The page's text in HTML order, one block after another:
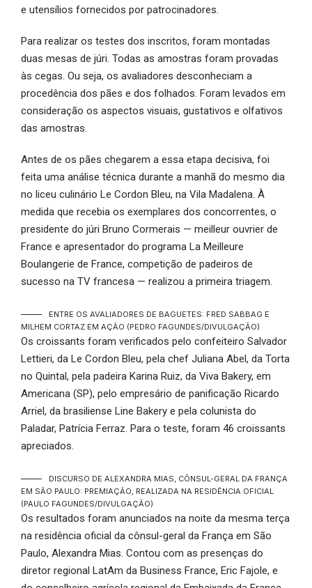
e utensílios fornecidos por patrocinadores.
Para realizar os testes dos inscritos, foram montadas
duas mesas de júri. Todas as amostras foram provadas
às cegas. Ou seja, os avaliadores desconheciam a
procedência dos pães e dos folhados. Foram levados em
consideração os aspectos visuais, gustativos e olfativos
das amostras.
Antes de os pães chegarem a essa etapa decisiva, foi
feita uma análise técnica durante a manhã do mesmo dia
no liceu culinário Le Cordon Bleu, na Vila Madalena. À
medida que recebia os exemplares dos concorrentes, o
presidente do júri Bruno Cormerais — meilleur ouvrier de
France e apresentador do programa La Meilleure
Boulangerie de France, competição de padeiros de
sucesso na TV francesa — realizou a primeira triagem.
ENTRE OS AVALIADORES DE BAGUETES: FRED SABBAG E
MILHEM CORTAZ EM AÇÃO (PEDRO FAGUNDES/DIVULGAÇÃO)
Os croissants foram verificados pelo confeiteiro Salvador
Lettieri, da Le Cordon Bleu, pela chef Juliana Abel, da Torta
no Quintal, pela padeira Karina Ruiz, da Viva Bakery, em
Americana (SP), pelo empresário de panificação Ricardo
Arriel, da brasiliense Line Bakery e pela colunista do
Paladar, Patrícia Ferraz. Para o teste, foram 46 croissants
apreciados.
DISCURSO DE ALEXANDRA MIAS, CÔNSUL-GERAL DA FRANÇA
EM SÃO PAULO: PREMIAÇÃO, REALIZADA NA RESIDÊNCIA OFICIAL
(PAULO FAGUNDES/DIVULGAÇÃO)
Os resultados foram anunciados na noite da mesma terça
na residência oficial da cônsul-geral da França em São
Paulo, Alexandra Mias. Contou com as presenças do
diretor regional LatAm da Business France, Eric Fajole, e